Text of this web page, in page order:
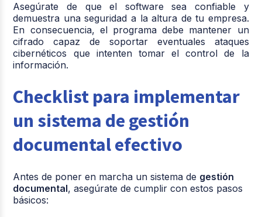
Asegúrate de que el software sea confiable y
demuestra una seguridad a la altura de tu empresa.
En consecuencia, el programa debe mantener un
cifrado capaz de soportar eventuales ataques
cibernéticos que intenten tomar el control de la
información.
Checklist para implementar
un sistema de gestión
documental efectivo
Antes de poner en marcha un sistema de gestión
documental, asegúrate de cumplir con estos pasos
básicos: